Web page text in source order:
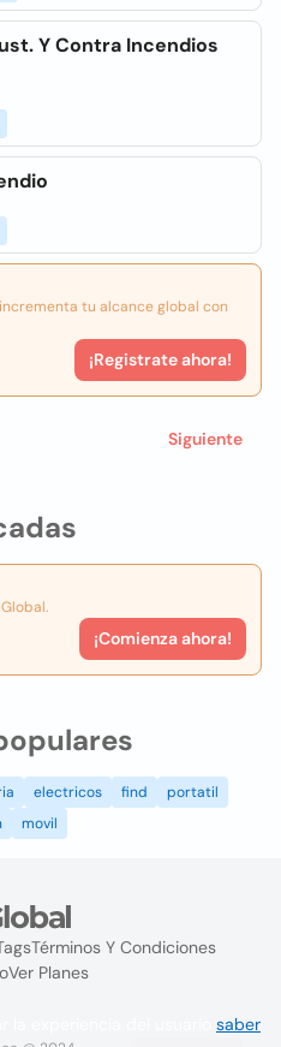
¡Comienza ahora!
Y Contra Incendios
tu alcance global con
¡Registrate ahora!
Siguiente
electricos find
portatil
movil
Términos Y Condiciones
Ver Planes
saber